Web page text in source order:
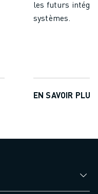
les futurs
systèmes.
EN SAVOIR PLUS